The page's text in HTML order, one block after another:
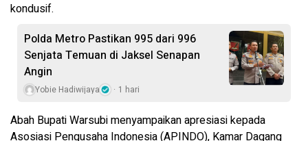
kondusif.
Polda Metro Pastikan 995 dari 996
Senjata Temuan di Jaksel Senapan
Angin
Yobie Hadiwijaya 1 hari
Abah Bupati Warsubi menyampaikan apresiasi kepada
Asosiasi Pengusaha Indonesia (APINDO), Kamar Dagang